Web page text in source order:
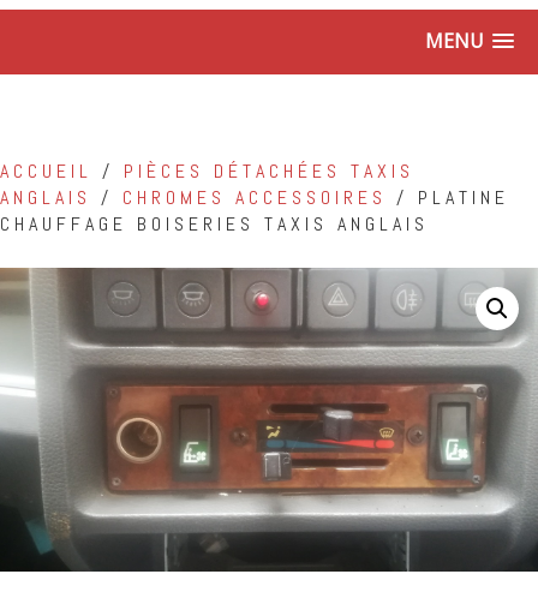
MENU
ACCUEIL / PIÈCES DÉTACHÉES TAXIS
ANGLAIS
/ CHROMES ACCESSOIRES
/ PLATINE
CHAUFFAGE BOISERIES TAXIS ANGLAIS